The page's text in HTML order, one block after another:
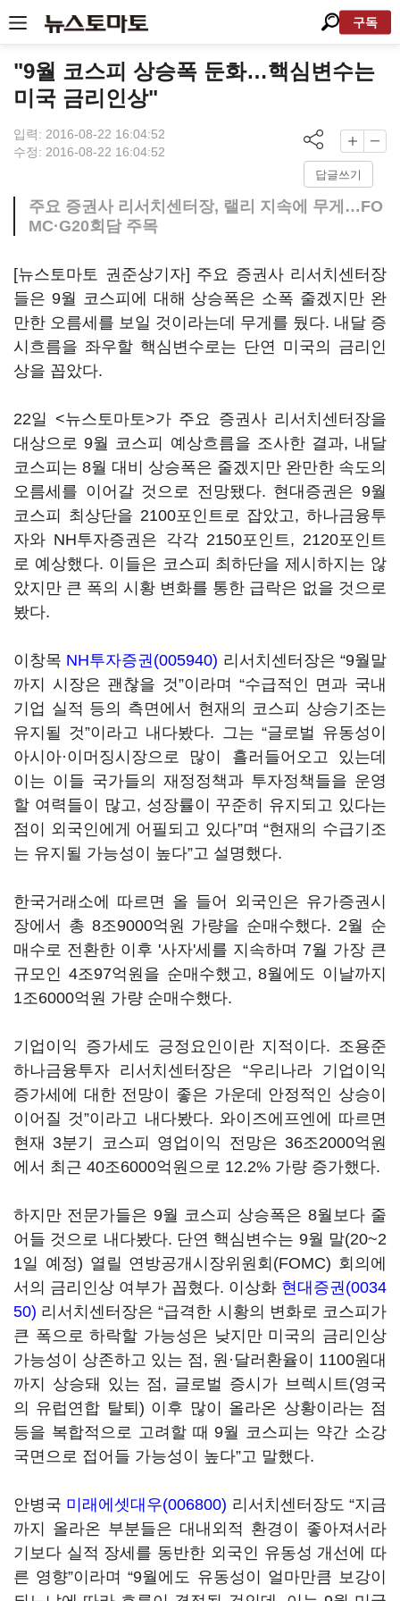
구독
"9월 코스피 상승폭 둔화…핵심변수는
미국 금리인상"
입력: 2016-08-22 16:04:52
수정: 2016-08-22 16:04:52
답글쓰기
주요 증권사 리서치센터장, 랠리 지속에 무게…FO
MC·G20회담 주목
[뉴스토마토 권준상기자] 주요 증권사 리서치센터장
들은 9월 코스피에 대해 상승폭은 소폭 줄겠지만 완
만한 오름세를 보일 것이라는데 무게를 뒀다. 내달 증
시흐름을 좌우할 핵심변수로는 단연 미국의 금리인
상을 꼽았다.
22일 <뉴스토마토>가 주요 증권사 리서치센터장을
대상으로 9월 코스피 예상흐름을 조사한 결과, 내달
코스피는 8월 대비 상승폭은 줄겠지만 완만한 속도의
오름세를 이어갈 것으로 전망됐다. 현대증권은 9월
코스피 최상단을 2100포인트로 잡았고, 하나금융투
자와 NH투자증권은 각각 2150포인트, 2120포인트
로 예상했다. 이들은 코스피 최하단을 제시하지는 않
았지만 큰 폭의 시황 변화를 통한 급락은 없을 것으로
봤다.
이창목 NH투자증권(005940) 리서치센터장은 “9월말
까지 시장은 괜찮을 것”이라며 “수급적인 면과 국내
기업 실적 등의 측면에서 현재의 코스피 상승기조는
유지될 것”이라고 내다봤다. 그는 “글로벌 유동성이
아시아·이머징시장으로 많이 흘러들어오고 있는데
이는 이들 국가들의 재정정책과 투자정책들을 운영
할 여력들이 많고, 성장률이 꾸준히 유지되고 있다는
점이 외국인에게 어필되고 있다”며 “현재의 수급기조
는 유지될 가능성이 높다”고 설명했다.
한국거래소에 따르면 올 들어 외국인은 유가증권시
장에서 총 8조9000억원 가량을 순매수했다. 2월 순
매수로 전환한 이후 '사자'세를 지속하며 7월 가장 큰
규모인 4조97억원을 순매수했고, 8월에도 이날까지
1조6000억원 가량 순매수했다.
기업이익 증가세도 긍정요인이란 지적이다. 조용준
하나금융투자 리서치센터장은 “우리나라 기업이익
증가세에 대한 전망이 좋은 가운데 안정적인 상승이
이어질 것”이라고 내다봤다. 와이즈에프엔에 따르면
현재 3분기 코스피 영업이익 전망은 36조2000억원
에서 최근 40조6000억원으로 12.2% 가량 증가했다.
하지만 전문가들은 9월 코스피 상승폭은 8월보다 줄
어들 것으로 내다봤다. 단연 핵심변수는 9월 말(20~2
1일 예정) 열릴 연방공개시장위원회(FOMC) 회의에
서의 금리인상 여부가 꼽혔다. 이상화 현대증권(0034
50) 리서치센터장은 “급격한 시황의 변화로 코스피가
큰 폭으로 하락할 가능성은 낮지만 미국의 금리인상
가능성이 상존하고 있는 점, 원·달러환율이 1100원대
까지 상승돼 있는 점, 글로벌 증시가 브렉시트(영국
의 유럽연합 탈퇴) 이후 많이 올라온 상황이라는 점
등을 복합적으로 고려할 때 9월 코스피는 약간 소강
국면으로 접어들 가능성이 높다”고 말했다.
안병국 미래에셋대우(006800) 리서치센터장도 “지금
까지 올라온 부분들은 대내외적 환경이 좋아져서라
기보다 실적 장세를 동반한 외국인 유동성 개선에 따
른 영향”이라며 “9월에도 유동성이 얼마만큼 보강이